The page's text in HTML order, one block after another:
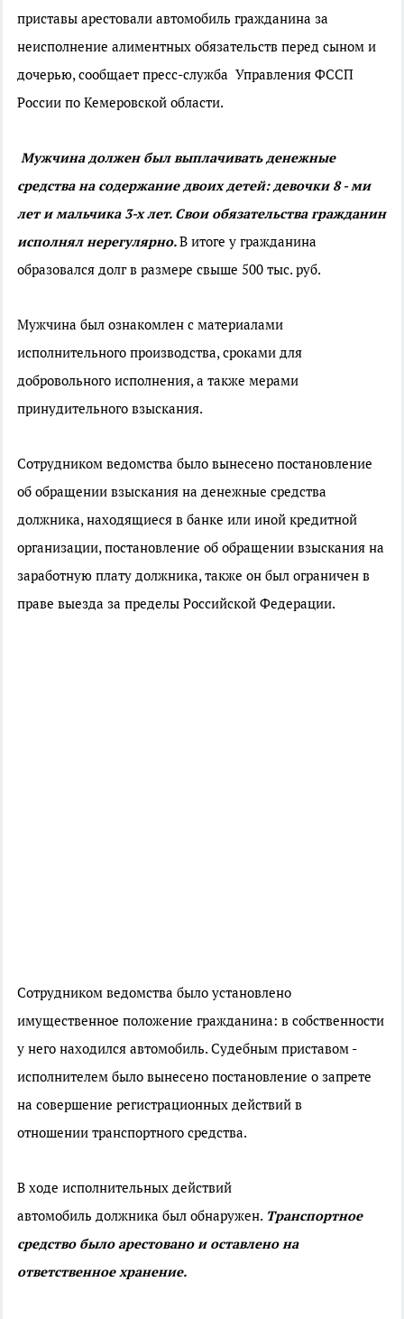
приставы арестовали автомобиль гражданина за
неисполнение алиментных обязательств перед сыном и
дочерью, сообщает пресс-служба Управления ФССП
России по Кемеровской области.
Мужчина должен был выплачивать денежные
средства на содержание двоих детей: девочки 8 - ми
лет и мальчика 3-х лет. Свои обязательства гражданин
исполнял нерегулярно.В итоге у гражданина
образовался долг в размере свыше 500 тыс. руб.
Мужчина был ознакомлен с материалами
исполнительного производства, сроками для
добровольного исполнения, а также мерами
принудительного взыскания.
Сотрудником ведомства было вынесено постановление
об обращении взыскания на денежные средства
должника, находящиеся в банке или иной кредитной
организации, постановление об обращении взыскания на
заработную плату должника, также он был ограничен в
праве выезда за пределы Российской Федерации.
Сотрудником ведомства было установлено
имущественное положение гражданина: в собственности
у него находился автомобиль. Судебным приставом -
исполнителем было вынесено постановление о запрете
на совершение регистрационных действий в
отношении транспортного средства.
В ходе исполнительных действий
автомобиль должника был обнаружен. Транспортное
средство было арестовано и оставлено на
ответственное хранение.